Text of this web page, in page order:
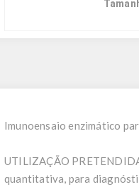
Imunoensaio enzimático
UTILIZAÇÃO
quantitativa, para